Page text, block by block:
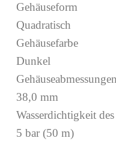
Gehäuseform
Quadratisch
Gehäusefarbe
Dunkel
Gehäuseabmessungen
38,0 mm
Wasserdichtigkeit des
5 bar (50 m)